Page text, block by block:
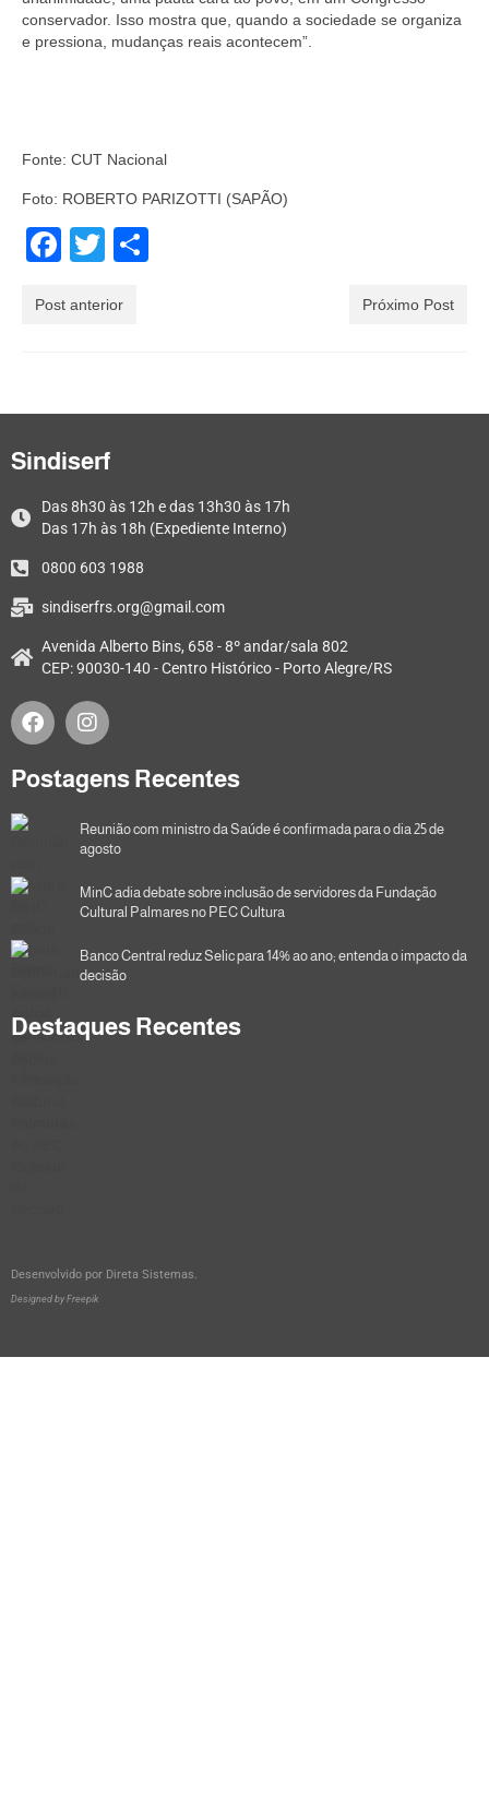
conservador. Isso mostra que, quando a sociedade se organiza
e pressiona, mudanças reais acontecem”.
Fonte: CUT Nacional
Foto: ROBERTO PARIZOTTI (SAPÃO)
Facebook
Twitter
Post anterior Próximo Post
Sindiserf
Das 8h30 às 12h e das 13h30 às 17h
Das 17h às 18h (Expediente Interno)
0800 603 1988
sindiserfrs.org@gmail.com
Avenida Alberto Bins, 658 - 8º andar/sala 802
CEP: 90030-140 - Centro Histórico - Porto Alegre/RS
Postagens Recentes
Reunião com ministro da Saúde é confirmada para o dia 25 de
agosto
MinC adia debate sobre inclusão de servidores da Fundação
Cultural Palmares no PEC Cultura
Banco Central reduz Selic para 14% ao ano; entenda o impacto da
decisão
Destaques Recentes
Desenvolvido por Direta Sistemas
Designed by Freepik